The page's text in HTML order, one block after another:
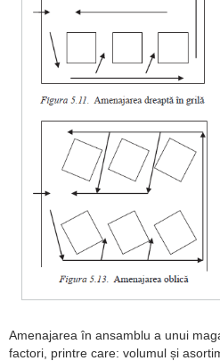
Amenajarea în ansamblu a unui
factori, printre care: volumul și